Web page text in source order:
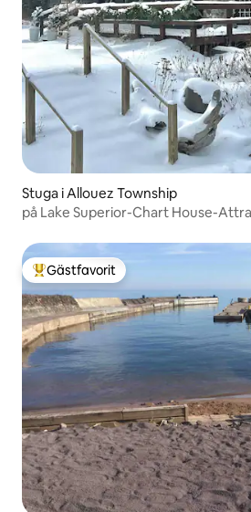
Stuga i Allouez Township
på Lake Superior-Chart House-
Populär gästfavorit
Gästfavorit